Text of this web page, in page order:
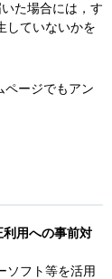
た場合には，す
していないかを
ページでもアン
利用への事前対
ソフト等を活用